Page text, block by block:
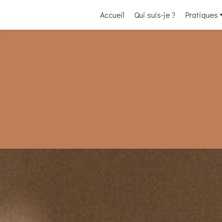
Accueil Qui suis-je ? Pratiques